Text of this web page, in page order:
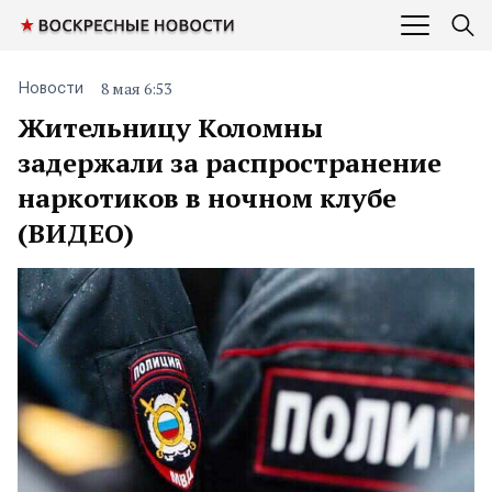
Жительницу Коломны
задержали за распространение
наркотиков в ночном клубе
(ВИДЕО)
Новости 8 мая 6:53